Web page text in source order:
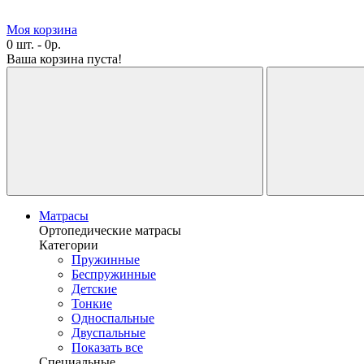
Моя корзина
0 шт. - 0р.
Ваша корзина пуста!
Матрасы
Ортопедические матрасы
Категории
Пружинные
Беспружинные
Детские
Тонкие
Односпальные
Двуспальные
Показать все